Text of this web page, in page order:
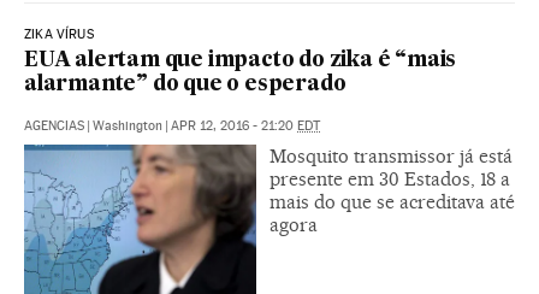
ZIKA VÍRUS
EUA alertam que impacto do zika é “mais
alarmante” do que o esperado
AGENCIAS | Washington | APR 12, 2016 - 21:20 EDT
Mosquito transmissor já está
presente em 30 Estados, 18 a
mais do que se acreditava até
agora